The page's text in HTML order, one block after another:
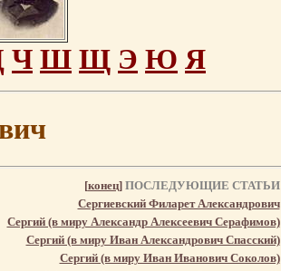
Ч Ш Щ Э Ю Я
[конец]ПОСЛЕДУЮЩИЕ СТАТЬИ
Сергиевский Филарет Александрович
Сергий (в миру Александр Алексеевич Серафимов)
Сергий (в миру Иван Александрович Спасский)
Сергий (в миру Иван Иванович Соколов)